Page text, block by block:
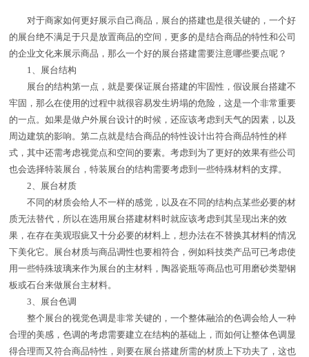
对于商家如何更好展示自己商品，展台的搭建也是很关键的，一个好
的展台绝不满足于只是放置商品的空间，更多的是结合商品的特性和公司
的企业文化来展示商品，那么一个好的展台搭建需要注意哪些要点呢？
1、展台结构
展台的结构第一点，就是要保证展台搭建的牢固性，假设展台搭建不
牢固，那么在使用的过程中就很容易发生坍塌的危险，这是一个非常重要
的一点。如果是做户外展台设计的时候，还应该考虑到天气的因素，以及
周边建筑的影响。第二点就是结合商品的特性设计出符合商品特性的样
式，其中还需考虑视觉点和空间的要素。考虑到为了更好的效果有些公司
也会选择特装展台，特装展台的结构需要考虑到一些特殊材料的支撑。
2、展台材质
不同的材质会给人不一样的感觉，以及在不同的结构点某些必要的材
质无法替代，所以在选用展台搭建材料时就应该考虑到其呈现出来的效
果，在存在美观瑕疵又十分必要的材料上，想办法在不替换其材料的情况
下美化它。展台材质与商品调性也要相符合，例如科技类产品可已考虑使
用一些特殊玻璃来作为展台的主材料，陶器瓷瓶等商品也可用磨砂类塑钢
板或石台来做展台主材料。
3、展台色调
整个展台的视觉色调是非常关键的，一个整体融洽的色调会给人一种
合理的美感，色调的考虑需要建立在结构的基础上，而如何让整体色调显
得合理而又符合商品特性，则要在展台搭建所需的材质上下功夫了，这也